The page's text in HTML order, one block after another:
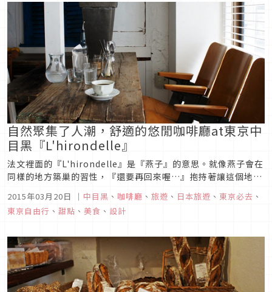
自然聚集了人潮，舒適的悠閒咖啡廳at東京中
目黑『L'hirondelle』
法文裡面的『L'hirondelle』是『燕子』的意思。就像燕子會在
同樣的地方築巢的習性，『還要再回來喔…』抱持著讓這個地方
往池尻大橋方向步行10分鐘，靠近青葉台1丁目的十字路口，那
邊的大樓裡面3、4樓就是『L'hirondelle』。以前店面...
2015年03月20日 ｜ 中目黑 、 咖啡廳 、 旅遊 、 日本旅遊 、 東京必去 、
東京自由行 、 甜點 、 美食 、 設計